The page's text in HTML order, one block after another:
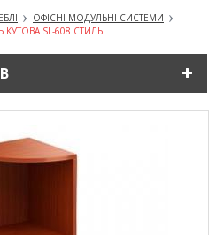
ОФІСНІ МОДУЛЬНІ СИСТЕМИ
SL-608 СТИЛЬ